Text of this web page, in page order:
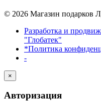
© 2026 Магазин подарков
Разработка и
"Глобатек"
*Политика
-
×
Авторизация